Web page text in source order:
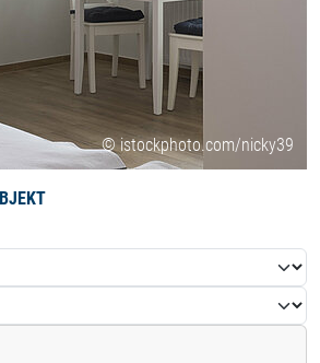
© istockphoto.com/nicky39